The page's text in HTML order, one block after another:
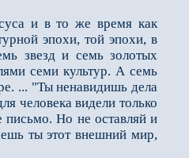
и в то же время как
эпохи, той эпохи, в
звезд и семь золотых
семи культур. А семь
... "Ты ненавидишь дела
человека видели только
письмо. Но не оставляй и
ты этот внешний мир,